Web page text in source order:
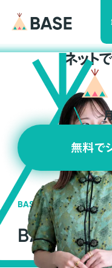
ネット
無料で
BASEの強み
BASEが強